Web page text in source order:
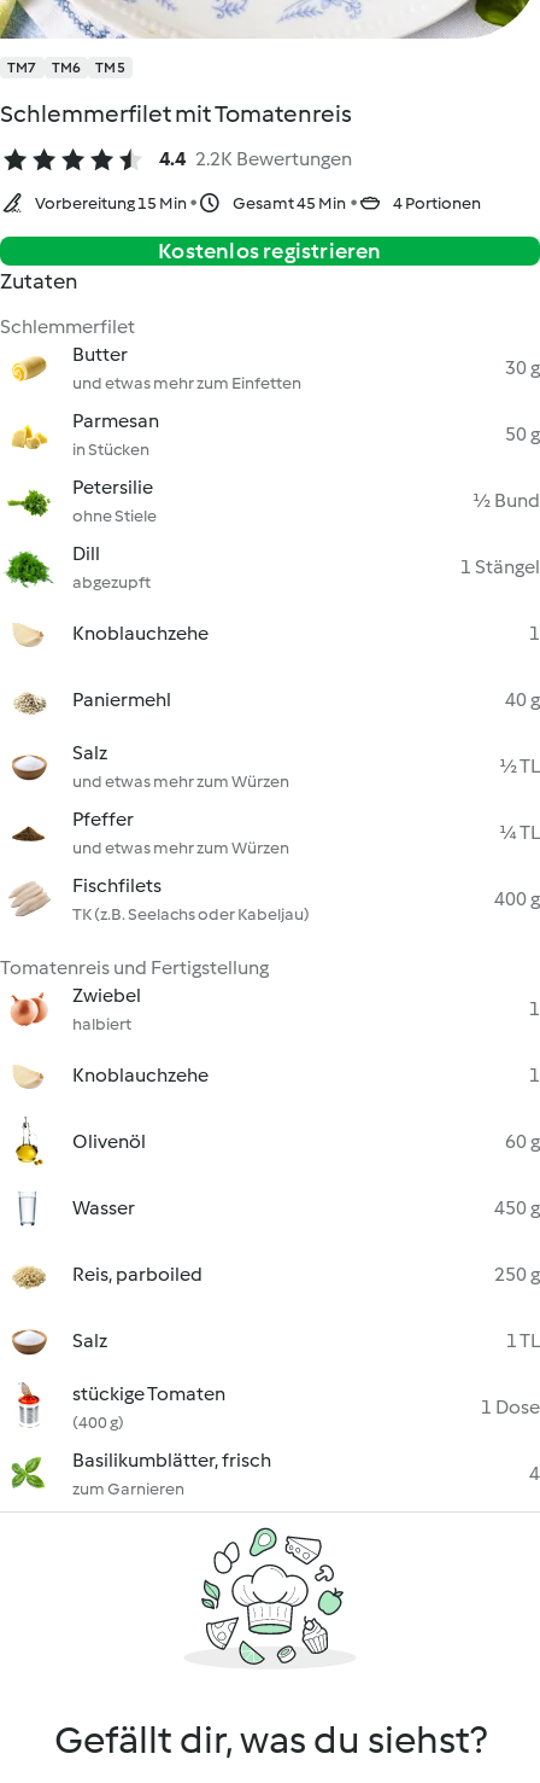
TM7 TM6 TM5
Schlemmerfilet mit Tomatenreis
4.4 2.2K Bewertungen
Vorbereitung 15 Min Gesamt 45 Min 4 Portionen
Kostenlos registrieren
Zutaten
Schlemmerfilet
Butter
und etwas mehr zum Einfetten
30 g
Parmesan
in Stücken
50 g
Petersilie
ohne Stiele
½ Bund
Dill
abgezupft
1 Stängel
Knoblauchzehe 1
Paniermehl 40 g
Salz
und etwas mehr zum Würzen
½ TL
Pfeffer
und etwas mehr zum Würzen
¼ TL
Fischfilets
TK (z.B. Seelachs oder Kabeljau)
400 g
Tomatenreis und Fertigstellung
Zwiebel
halbiert
1
Knoblauchzehe 1
Olivenöl 60 g
Wasser 450 g
Reis, parboiled 250 g
Salz 1 TL
stückige Tomaten
(400 g)
1 Dose
Basilikumblätter, frisch
zum Garnieren
4
Gefällt dir, was du siehst?